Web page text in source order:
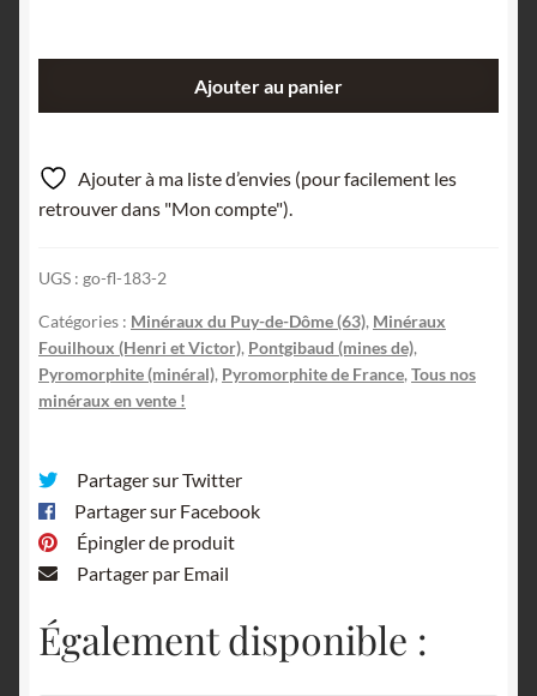
blanche,
Pranal,
Pontgibaud,
de-
Dôme,
Auvergne.
Ajouter au panier
Ajouter à ma liste d’envies (pour facilement les
retrouver dans "Mon compte").
UGS : go-fl-183-2
Catégories : Minéraux du Puy-de-Dôme (63), Minéraux
Fouilhoux (Henri et Victor), Pontgibaud (mines de),
Pyromorphite (minéral), Pyromorphite de France, Tous nos
minéraux en vente !
Partager sur Twitter
Partager sur Facebook
Épingler de produit
Partager par Email
Également disponible :